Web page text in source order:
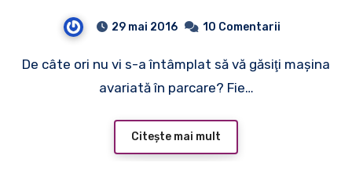
a o repara? Află aici ce
29 mai 2016 10 Comentarii
De câte ori nu vi s-a întâmplat să vă găsiţi maşina
avariată în parcare? Fie…
Citește mai mult